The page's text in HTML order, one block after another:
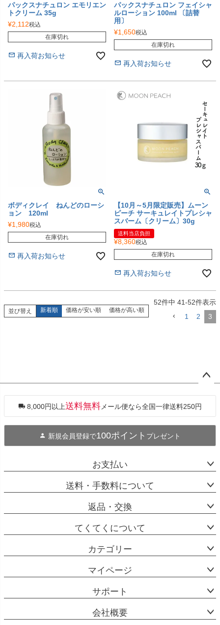
パックスナチュロン エモリエン
トクリーム 35g
¥2,112税込
在庫切れ
再入荷お知らせ
パックスナチュロン フェイシャ
ルローション 100ml 〔詰替
用〕
¥1,650税込
在庫切れ
再入荷お知らせ
ボディクレイ ねんどのローシ
ョン 120ml
¥1,980税込
在庫切れ
再入荷お知らせ
【10月～5月限定販売】ムーン
ピーチ サーキュレイトプレシャ
スバーム〔クリーム〕30g
送料当店負担
¥8,360税込
在庫切れ
再入荷お知らせ
並び替え 新着順 価格が安い順 価格が高い順
52件中 41-52件表示
1
2 3
ジト
へ
8,000円以上送料無料 メール便なら全国一律送料250円
新規会員登録で100ポイント プレゼント
お支払い
送料・手数料について
返品・交換
てくてくについて
カテゴリー
マイページ
サポート
会社概要